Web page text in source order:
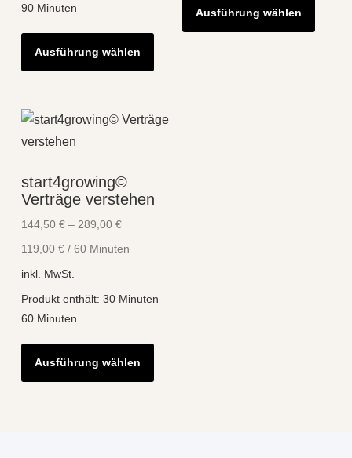
90 Minuten
Ausführung wählen
Dieses
weist
Varianten
können
gewählt
Ausführung wählen
weist
start4growing©
Verträge verstehen
144,50 €– 289,00 €
119,00 €/ 60 Minuten
inkl. MwSt.
Produkt enthält: 30 Minuten –
60 Minuten
Ausführung wählen
Dieses
weist